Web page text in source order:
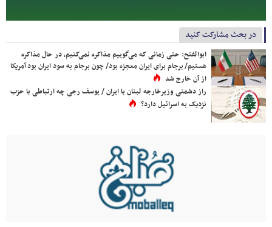
در بحث مشارکت کنید
ابوالفتح: حتی زمانی که می‌گوییم مذاکره نمی‌کنیم، در حال مذاکره
هستیم/ برجام برای ایران معجزه بود/ چون برجام به سود ایران بود آمریکا
از آن خارج شد
راز دشمنی وزیرخارجه لبنان با ایران / یوسف رجی چه ارتباطی با حزب
نزدیک به اسرائیل دارد؟